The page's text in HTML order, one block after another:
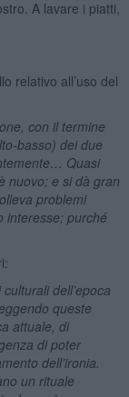
A lavare i piatti,
relativo all’uso del
con il termine
basso) dei due
Quasi
nuovo; e si dà gran
problemi
interesse; purché
dell’epoca
queste
attuale, di
di poter
dell’ironia.
un rituale